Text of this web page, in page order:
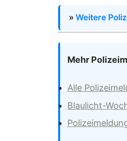
» Weitere
Mehr
Alle
Blaulicht-